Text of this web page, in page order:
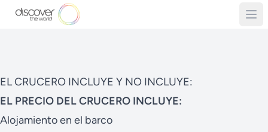
EL CRUCERO INCLUYE Y NO INCLUYE:
EL PRECIO DEL CRUCERO INCLUYE:
Alojamiento en el barco